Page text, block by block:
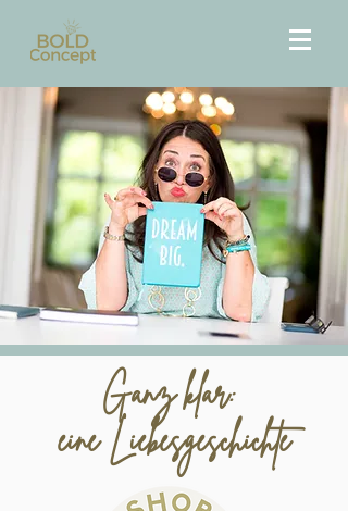
Ganz klar:
eine Liebesgeschichte